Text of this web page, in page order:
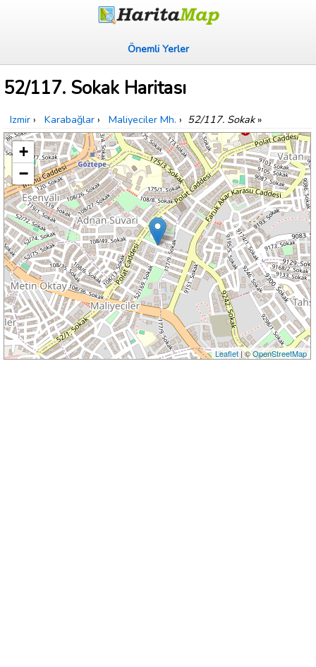
Önemli Yerler
52/117. Sokak Haritası
Izmir › Karabağlar › Maliyeciler Mh. › 52/117. Sokak»
+
−
Leaflet| ©OpenStreetMap